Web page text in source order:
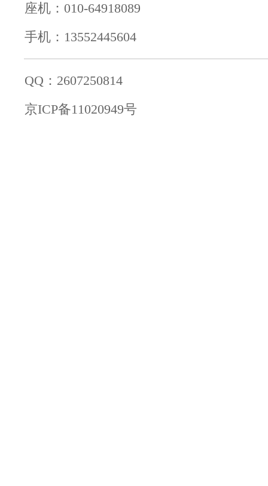
座机：010-64918089
手机：13552445604
QQ：2607250814
京ICP备11020949号